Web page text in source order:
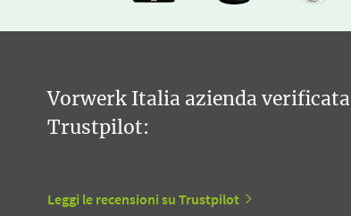
Vorwerk Italia azienda verificata
Trustpilot:
Leggi le recensioni su Trustpilot